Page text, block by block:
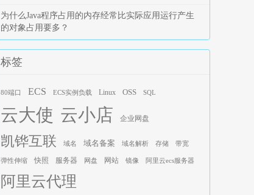
为什么Java程序占用的内存经常比实际应用运行产生
的对象占用要多？
标签
80端口 ECS ECS实例负载 Linux OSS SQL
云大使 云小店 企业网盘
凯铧互联 域名 域名备案 域名解析 存储 带宽
弹性伸缩 快照 服务器 网盘 网站 镜像 阿里云ecs服务器
阿里云代理